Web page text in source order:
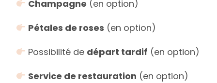
Champagne (en option)
Pétales de roses (en option)
Possibilité de départ tardif (en option)
Service de restauration (en option)